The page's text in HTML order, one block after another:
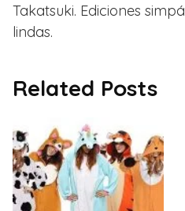
Takatsuki. Ediciones
lindas.
Related Posts